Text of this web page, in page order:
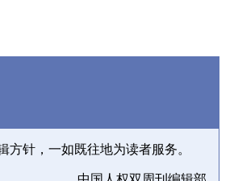
方针，一如既往地为读者服务。